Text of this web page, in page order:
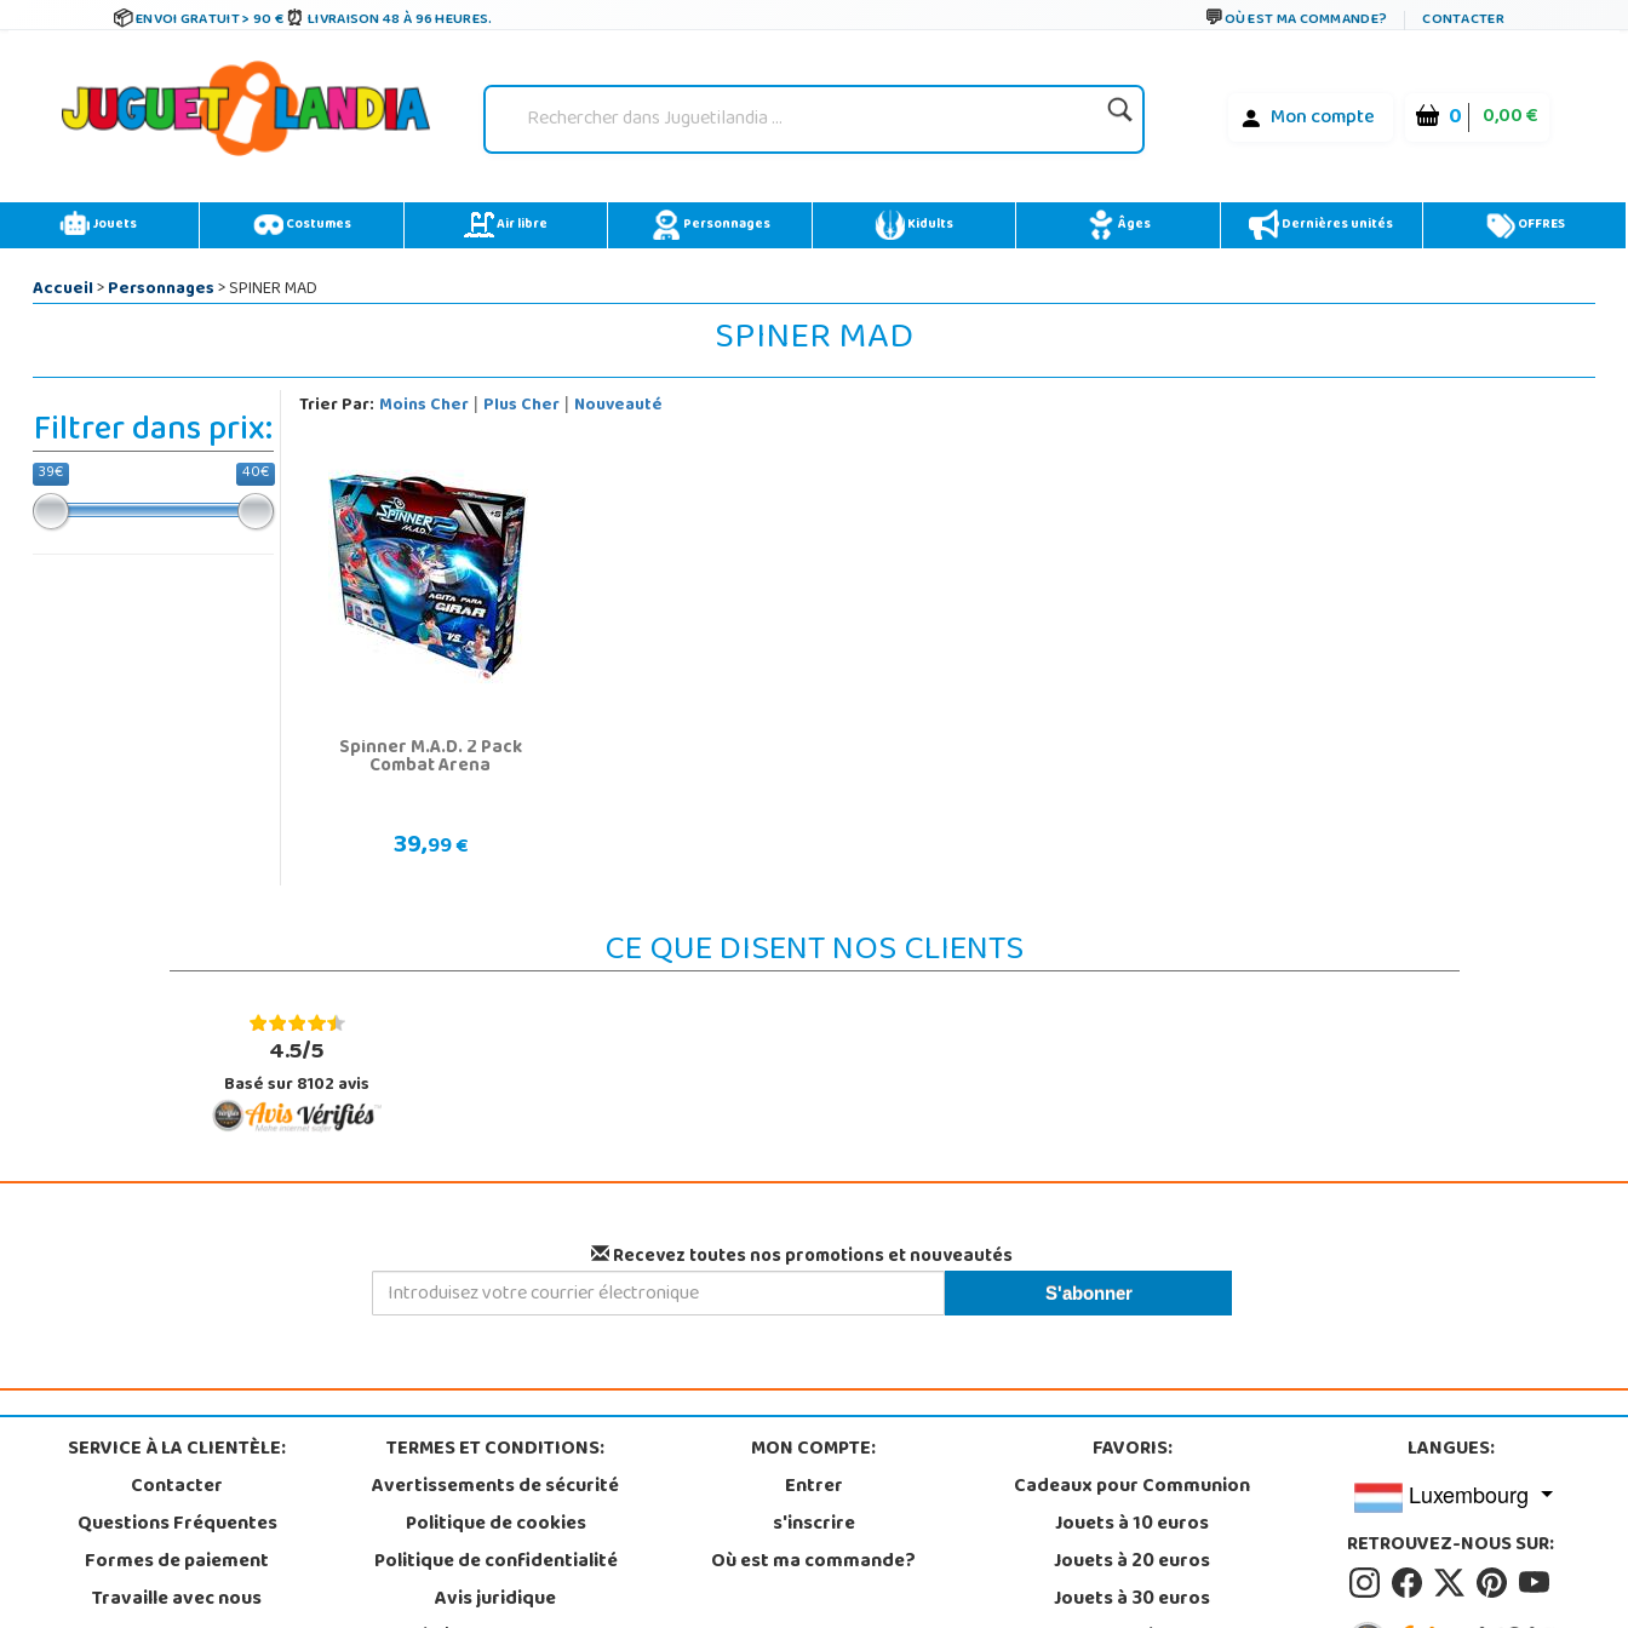
ENVOI GRATUIT > 90 € LIVRAISON 48 À 96 HEURES. OÙ EST MA COMMANDE? CONTACTER
Mon compte 0 0,00 €
Jouets Costumes Air libre Personnages Kidults Âges Dernières unités OFFRES
Accueil>Personnages> SPINER MAD
SPINER MAD
Filtrer dans prix:
39€ 40€
Trier Par: Moins Cher| Plus Cher| Nouveauté
Spinner M.A.D. 2 Pack
Combat Arena
39,99 €
CE QUE DISENT NOS CLIENTS
4.5/5
Basé sur 8102 avis
Recevez toutes nos promotions et nouveautés
SERVICE À LA CLIENTÈLE:
Contacter
Questions Fréquentes
Formes de paiement
Travaille avec nous
TERMES ET CONDITIONS:
Avertissements de sécurité
Politique de cookies
Politique de confidentialité
Avis juridique
MON COMPTE:
Entrer
s'inscrire
Où est ma commande?
FAVORIS:
Cadeaux pour Communion
Jouets à 10 euros
Jouets à 20 euros
Jouets à 30 euros
LANGUES:
Luxembourg
RETROUVEZ-NOUS SUR: